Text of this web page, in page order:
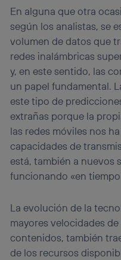
En alguna que otra
según los analistas, se
volumen de datos que
redes inalámbricas
y, en este sentido, las
un papel fundamental.
este tipo de
extrañas porque la
las redes móviles nos
capacidades de
está, también a nuevos
funcionando «en tiempo
La evolución de la
mayores velocidades
contenidos, también
de los recursos